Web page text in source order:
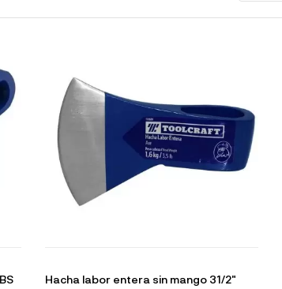
Hacha labor entera sin mango 31/2"